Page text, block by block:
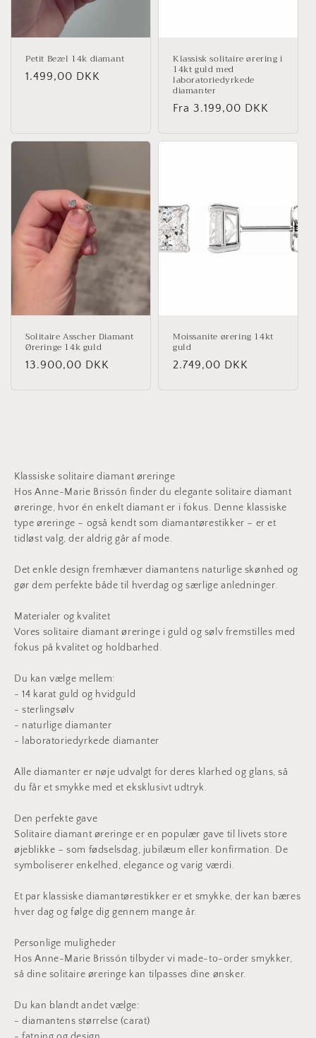
Petit Bezel 14k diamant
Normalpris
1.499,00 DKK
Klassisk solitaire ørering i
14kt guld med
laboratoriedyrkede
diamanter
Normalpris
Fra 3.199,00 DKK
Solitaire Asscher Diamant
Øreringe 14k guld
Normalpris
13.900,00 DKK
Moissanite ørering 14kt
guld
Normalpris
2.749,00 DKK
Klassiske solitaire diamant øreringe
Hos Anne-Marie Brissón finder du elegante solitaire diamant
øreringe, hvor én enkelt diamant er i fokus. Denne klassiske
type øreringe – også kendt som diamantørestikker – er et
tidløst valg, der aldrig går af mode.
Det enkle design fremhæver diamantens naturlige skønhed og
gør dem perfekte både til hverdag og særlige anledninger.
Materialer og kvalitet
Vores solitaire diamant øreringe i guld og sølv fremstilles med
fokus på kvalitet og holdbarhed.
Du kan vælge mellem:
- 14 karat guld og hvidguld
- sterlingsølv
- naturlige diamanter
- laboratoriedyrkede diamanter
Alle diamanter er nøje udvalgt for deres klarhed og glans, så
du får et smykke med et eksklusivt udtryk.
Den perfekte gave
Solitaire diamant øreringe er en populær gave til livets store
øjeblikke – som fødselsdag, jubilæum eller konfirmation. De
symboliserer enkelhed, elegance og varig værdi.
Et par klassiske diamantørestikker er et smykke, der kan bæres
hver dag og følge dig gennem mange år.
Personlige muligheder
Hos Anne-Marie Brissón tilbyder vi made-to-order smykker,
så dine solitaire øreringe kan tilpasses dine ønsker.
Du kan blandt andet vælge:
- diamantens størrelse (carat)